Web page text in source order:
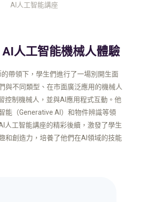
AI人工智能講座
人工智能機械人體驗
的帶領下，學生們進行了一場別開生面
與不同類型、在市面廣泛應用的機械人
控制機械人，並與AI應用程式互動。他
能（Generative AI）和物件辨識等領
人工智能講座的精彩後續，激發了學生
和創造力，培養了他們在AI領域的技能